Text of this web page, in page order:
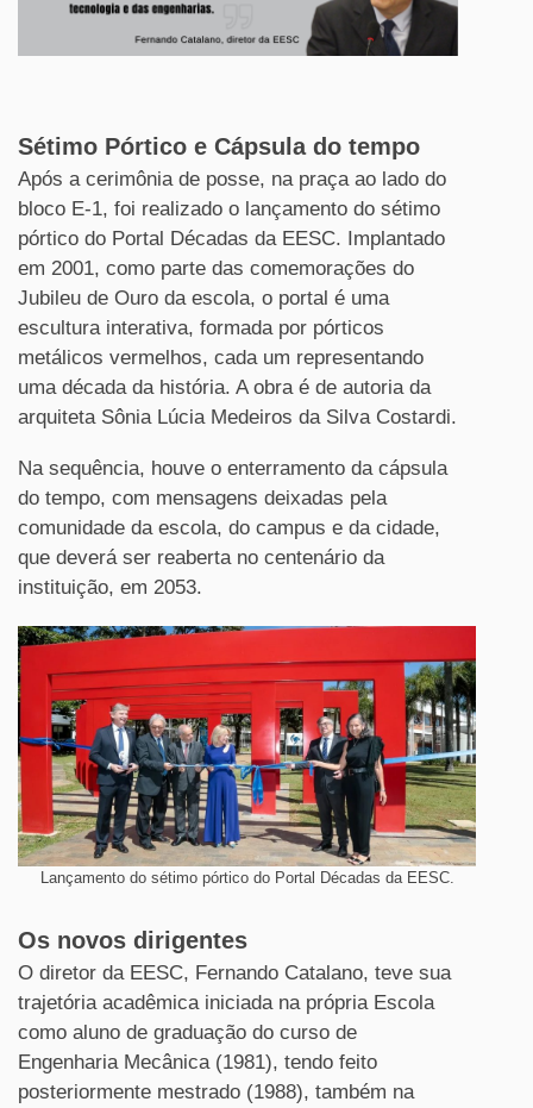
Sétimo Pórtico e Cápsula do tempo
Após a cerimônia de posse, na praça ao lado do
bloco E-1, foi realizado o lançamento do sétimo
pórtico do Portal Décadas da EESC. Implantado
em 2001, como parte das comemorações do
Jubileu de Ouro da escola, o portal é uma
escultura interativa, formada por pórticos
metálicos vermelhos, cada um representando
uma década da história. A obra é de autoria da
arquiteta Sônia Lúcia Medeiros da Silva Costardi.
Na sequência, houve o enterramento da cápsula
do tempo, com mensagens deixadas pela
comunidade da escola, do campus e da cidade,
que deverá ser reaberta no centenário da
instituição, em 2053.
Lançamento do sétimo pórtico do Portal Décadas da EESC.
Os novos dirigentes
O diretor da EESC, Fernando Catalano, teve sua
trajetória acadêmica iniciada na própria Escola
como aluno de graduação do curso de
Engenharia Mecânica (1981), tendo feito
posteriormente mestrado (1988), também na